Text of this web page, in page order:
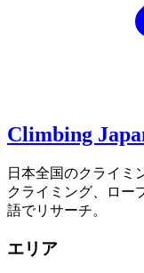
Climbing
日本全国のクライミ
クライミング、ロー
語でリサーチ。
エリア